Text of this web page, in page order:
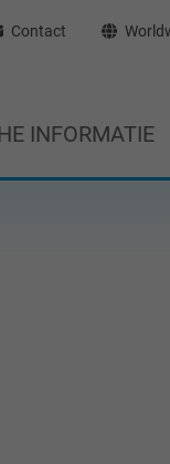
Contact
INFORMATIE